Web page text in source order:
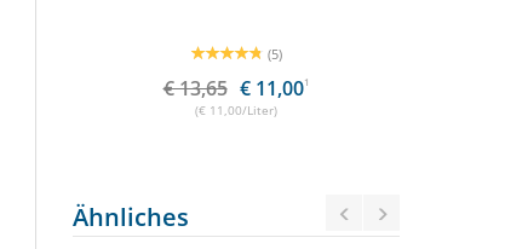
(5)
€ 13,65 € 11,001
(€ 11,00/Liter)
Ähnliches